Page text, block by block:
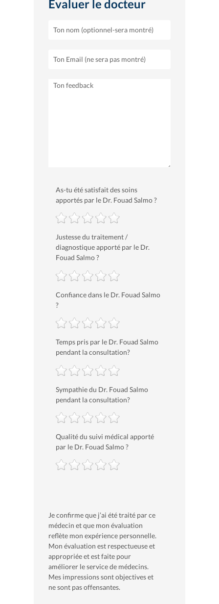
Evaluer le docteur
As-tu été satisfait des soins
apportés par le Dr. Fouad Salmo ?
Justesse du traitement /
diagnostique apporté par le Dr.
Fouad Salmo ?
Confiance dans le Dr. Fouad Salmo
?
Temps pris par le Dr. Fouad Salmo
pendant la consultation?
Sympathie du Dr. Fouad Salmo
pendant la consultation?
Qualité du suivi médical apporté
par le Dr. Fouad Salmo ?
Je confirme que j’ai été traité par ce
médecin et que mon évaluation
reflète mon expérience personnelle.
Mon évaluation est respectueuse et
appropriée et est faite pour
améliorer le service de médecins.
Mes impressions sont objectives et
ne sont pas offensantes.